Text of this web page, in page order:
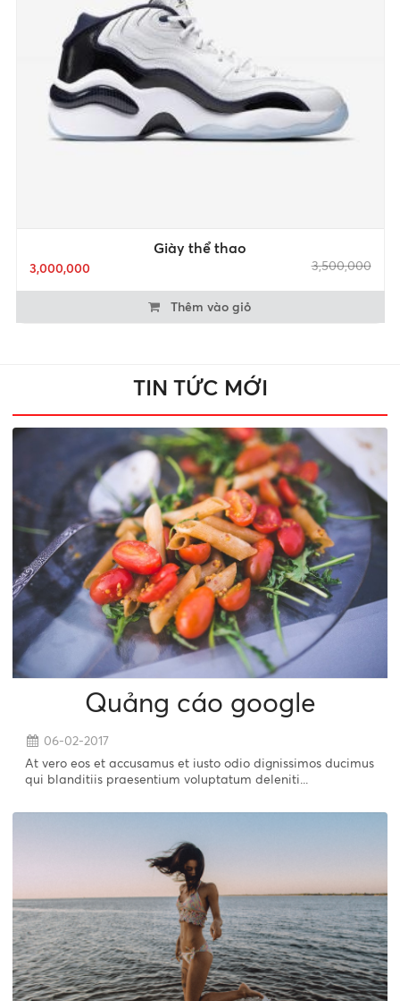
Giày thể thao
3,000,000 3,500,000
Thêm vào giỏ
TIN TỨC MỚI
Quảng cáo google
06-02-2017
At vero eos et accusamus et iusto odio dignissimos ducimus
qui blanditiis praesentium voluptatum deleniti...